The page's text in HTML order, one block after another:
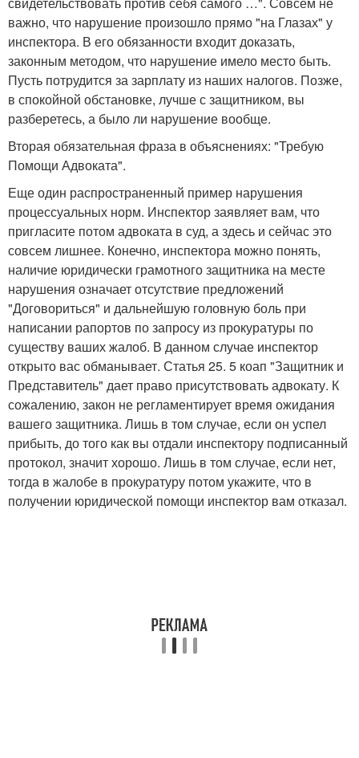
важно, что нарушение произошло прямо "на Глазах" у
инспектора. В его обязанности входит доказать,
законным методом, что нарушение имело место быть.
Пусть потрудится за зарплату из наших налогов. Позже,
в спокойной обстановке, лучше с защитником, вы
разберетесь, а было ли нарушение вообще.
Вторая обязательная фраза в объяснениях: "Требую
Помощи Адвоката".
Еще один распространенный пример нарушения
процессуальных норм. Инспектор заявляет вам, что
пригласите потом адвоката в суд, а здесь и сейчас это
совсем лишнее. Конечно, инспектора можно понять,
наличие юридически грамотного защитника на месте
нарушения означает отсутствие предложений
"Договориться" и дальнейшую головную боль при
написании рапортов по запросу из прокуратуры по
существу ваших жалоб. В данном случае инспектор
открыто вас обманывает. Статья 25. 5 коап "Защитник и
Представитель" дает право присутствовать адвокату. К
сожалению, закон не регламентирует время ожидания
вашего защитника. Лишь в том случае, если он успел
прибыть, до того как вы отдали инспектору подписанный
протокол, значит хорошо. Лишь в том случае, если нет,
тогда в жалобе в прокуратуру потом укажите, что в
получении юридической помощи инспектор вам отказал.